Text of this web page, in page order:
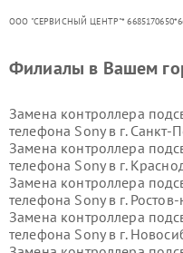
ООО "СЕРВИСНЫЙ ЦЕНТР"*
Филиалы в Вашем
Замена контроллера
телефона Sony в г. Санкт-
Замена контроллера
телефона Sony в г.
Замена контроллера
телефона Sony в г.
Замена контроллера
телефона Sony в г.